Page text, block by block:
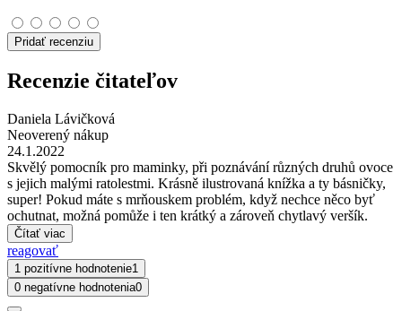
Pridať recenziu
Recenzie čitateľov
Daniela Lávičková
Neoverený nákup
24.1.2022
Skvělý pomocník pro maminky, při poznávání různých druhů ovoce
s jejich malými ratolestmi. Krásně ilustrovaná knížka a ty básničky,
super! Pokud máte s mrňouskem problém, když nechce něco byť
ochutnat, možná pomůže i ten krátký a zároveň chytlavý veršík.
Čítať viac
reagovať
1 pozitívne hodnotenie1
0 negatívne hodnotenia0